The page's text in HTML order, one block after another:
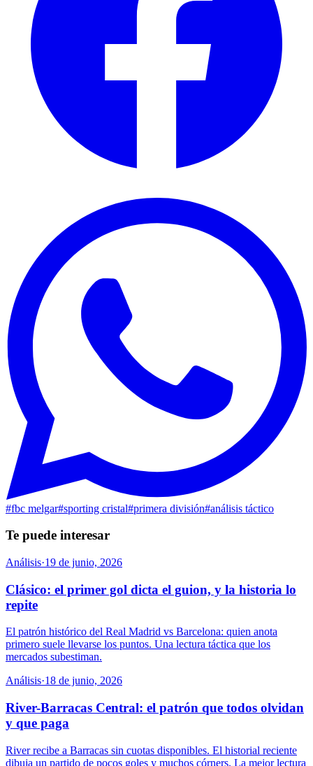
#fbc melgar#sporting cristal#primera división#análisis táctico
Te puede interesar
Análisis·19 de junio, 2026
Clásico: el primer gol dicta el guion, y la historia lo
repite
El patrón histórico del Real Madrid vs Barcelona: quien anota
primero suele llevarse los puntos. Una lectura táctica que los
mercados subestiman.
Análisis·18 de junio, 2026
River-Barracas Central: el patrón que todos olvidan
y que paga
River recibe a Barracas sin cuotas disponibles. El historial reciente
dibuja un partido de pocos goles y muchos córners. La mejor lectura